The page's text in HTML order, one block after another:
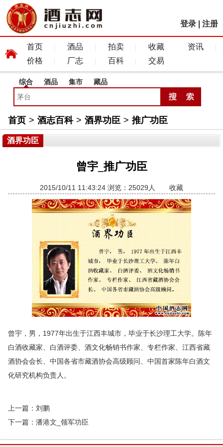
登录 注册
首页 酒品 拍卖 收藏
资讯
价格
厂志 百科 交易
综合 酒品 集市 藏品
首页 > 酒志百科 > 酒界功臣 > 推广功臣
酒界功臣
曾宇_推广功臣
2015/10/11 11:43:24 浏览：25029人 收藏
曾宇，男，1977年出生于江西丰城市，毕业于长沙理工大学。陈年
白酒收藏家、白酒评委、酒文化畅销书作家、专栏作家、江西省藏
酒协会会长、中国各省市藏酒协会高级顾问、中国首家陈年白酒文
化研究机构负责人。
上一篇： 刘鹏
下一篇： 潘港文_领军功臣